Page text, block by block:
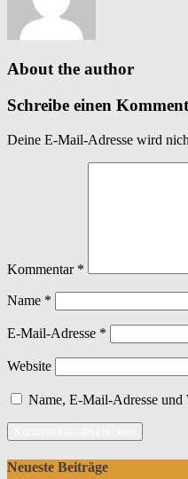
About the author
Schreibe einen
Deine E-Mail-Adresse wird
Kommentar *
Name *
E-Mail-Adresse *
Website
Name, E-Mail-Adresse und
Neueste Beiträge